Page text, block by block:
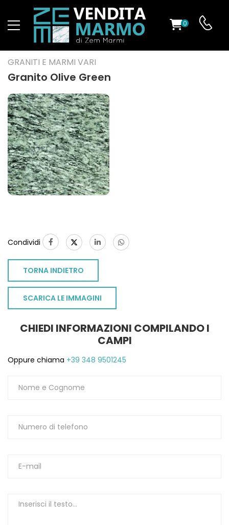
0
GRANITI E MARMI VARI
Granito Olive Green
Condividi
TORNA INDIETRO
SCARICA LE IMMAGINI
CHIEDI INFORMAZIONI COMPILANDO I
CAMPI
Oppure chiama +39 348 9501245